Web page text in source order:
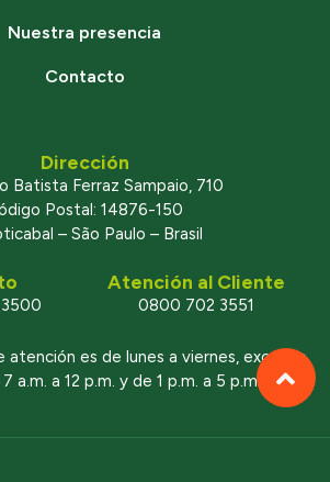
Nuestra presencia
Contacto
Dirección
Batista Ferraz Sampaio, 710
Postal: 14876-150
– São Paulo – Brasil
Atención al Cliente
0800 702 3551
atención es de lunes a viernes, excepto
a.m. a 12 p.m. y de 1 p.m. a 5 p.m.